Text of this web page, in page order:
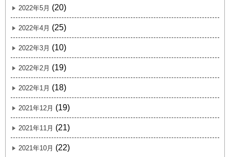
2022年5月 (20)
2022年4月 (25)
2022年3月 (10)
2022年2月 (19)
2022年1月 (18)
2021年12月 (19)
2021年11月 (21)
2021年10月 (22)